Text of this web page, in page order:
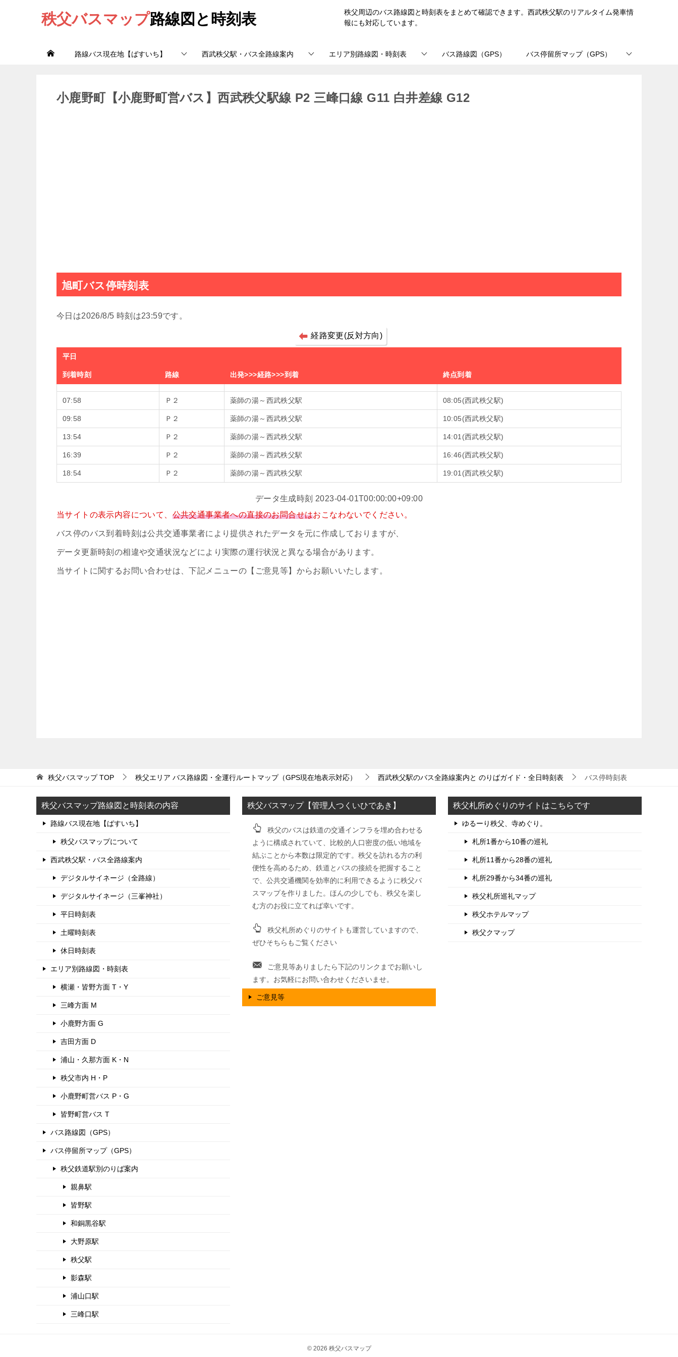
秩父バスマップ路線図と時刻表
秩父周辺のバス路線図と時刻表をまとめて確認できます。西武秩父駅のリアルタイム発車情
報にも対応しています。
路線バス現在地【ばすいち】 西武秩父駅・バス全路線案内 エリア別路線図・時刻表 バス路線図（GPS） バス停留所マップ（GPS）
小鹿野町【小鹿野町営バス】西武秩父駅線 P2 三峰口線 G11 白井差線 G12
旭町バス停時刻表
今日は2026/8/5 時刻は23:59です。
経路変更(反対方向)
平日
到着時刻 路線 出発>>>経路>>>到着 終点到着
07:58 Ｐ２ 薬師の湯～西武秩父駅 08:05(西武秩父駅)
09:58 Ｐ２ 薬師の湯～西武秩父駅 10:05(西武秩父駅)
13:54 Ｐ２ 薬師の湯～西武秩父駅 14:01(西武秩父駅)
16:39 Ｐ２ 薬師の湯～西武秩父駅 16:46(西武秩父駅)
18:54 Ｐ２ 薬師の湯～西武秩父駅 19:01(西武秩父駅)
データ生成時刻 2023-04-01T00:00:00+09:00
当サイトの表示内容について、 公共交通事業者への直接のお問合せはおこなわないでください。
バス停のバス到着時刻は公共交通事業者により提供されたデータを元に作成しておりますが、
データ更新時刻の相違や交通状況などにより実際の運行状況と異なる場合があります。
当サイトに関するお問い合わせは、下記メニューの【ご意見等】からお願いいたします。
秩父バスマップTOP 秩父エリア バス路線図・全運行ルートマップ（GPS現在地表示対応） 西武秩父駅のバス全路線案内と のりばガイド・全日時刻表 バス停時刻表
秩父バスマップ路線図と時刻表の内容
路線バス現在地【ばすいち】
秩父バスマップについて
西武秩父駅・バス全路線案内
デジタルサイネージ（全路線）
デジタルサイネージ（三峯神社）
平日時刻表
土曜時刻表
休日時刻表
エリア別路線図・時刻表
横瀬・皆野方面 T・Y
三峰方面 M
小鹿野方面 G
吉田方面 D
浦山・久那方面 K・N
秩父市内 H・P
小鹿野町営バス P・G
皆野町営バス T
バス路線図（GPS）
バス停留所マップ（GPS）
秩父鉄道駅別のりば案内
親鼻駅
皆野駅
和銅黒谷駅
大野原駅
秩父駅
影森駅
浦山口駅
三峰口駅
秩父バスマップ【管理人つくいひであき】
秩父のバスは鉄道の交通インフラを埋め合わせる
ように構成されていて、比較的人口密度の低い地域を
結ぶことから本数は限定的です。秩父を訪れる方の利
便性を高めるため、鉄道とバスの接続を把握すること
で、公共交通機関を効率的に利用できるように秩父バ
スマップを作りました。ほんの少しでも、秩父を楽し
む方のお役に立てれば幸いです。
秩父札所めぐりのサイトも運営していますので、
ぜひそちらもご覧ください
ご意見等ありましたら下記のリンクまでお願いし
ます。お気軽にお問い合わせくださいませ。
ご意見等
秩父札所めぐりのサイトはこちらです
ゆるーり秩父、寺めぐり。
札所1番から10番の巡礼
札所11番から28番の巡礼
札所29番から34番の巡礼
秩父札所巡礼マップ
秩父ホテルマップ
秩父クマップ
© 2026 秩父バスマップ